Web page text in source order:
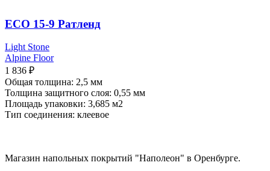
ECO 15-9 Ратленд
Light Stone
Alpine Floor
1 836 ₽
Общая толщина: 2,5 мм
Толщина защитного слоя: 0,55 мм
Площадь упаковки: 3,685 м2
Тип соединения: клеевое
Магазин напольных покрытий "Наполеон" в Оренбурге.